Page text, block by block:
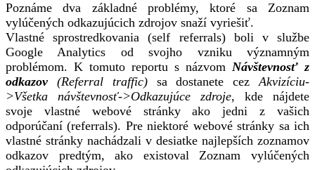
Poznáme dva základné problémy, ktoré sa Zoznam
vylúčených odkazujúcich zdrojov snaží vyriešiť.
Vlastné sprostredkovania (self referrals) boli v službe
Google Analytics od svojho vzniku významným
problémom. K tomuto reportu s názvom Návštevnosť z
odkazov (Referral traffic)sa dostanete cezAkvizíciu-
>Všetka návštevnosť->Odkazujúce zdroje, kde nájdete
svoje vlastné webové stránky ako jedni z vašich
odporúčaní (referrals). Pre niektoré webové stránky sa ich
vlastné stránky nachádzali v desiatke najlepších zoznamov
odkazov predtým, ako existoval Zoznam vylúčených